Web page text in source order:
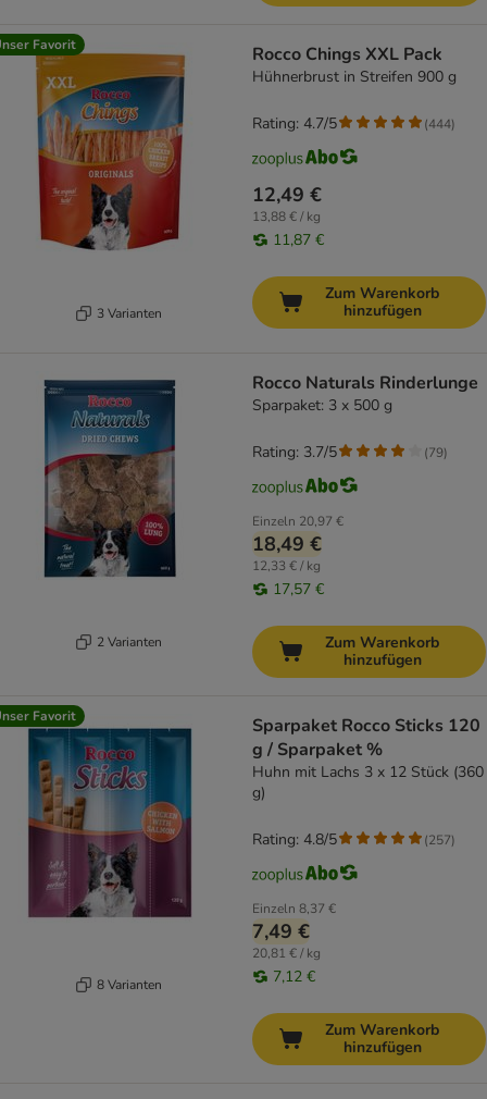
Favorit
3 Varianten
Rocco Chings XXL Pack
Hühnerbrust in Streifen 900 g
12,49 €
13,88 € / kg
11,87 €
Rating: 4.7/5 (444)
Zum Warenkorb
hinzufügen
2 Varianten
Rocco Naturals Rinderlunge
Sparpaket: 3 x 500 g
Einzeln 20,97 €
18,49 €
12,33 € / kg
17,57 €
Rating: 3.7/5 (79)
Zum Warenkorb
hinzufügen
Favorit
8 Varianten
Sparpaket Rocco Sticks 120
g / Sparpaket %
Huhn mit Lachs 3 x 12 Stück (360
g)
Einzeln 8,37 €
7,49 €
20,81 € / kg
7,12 €
Rating: 4.8/5 (257)
Zum Warenkorb
hinzufügen